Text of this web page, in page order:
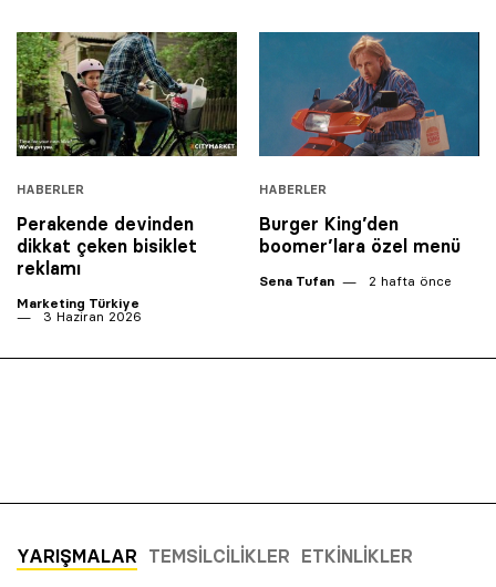
HABERLER
Perakende devinden
dikkat çeken bisiklet
reklamı
Marketing Türkiye
3 Haziran 2026
HABERLER
Burger King’den
boomer’lara özel menü
Sena Tufan 2 hafta önce
YARIŞMALAR TEMSILCILIKLER ETKINLIKLER